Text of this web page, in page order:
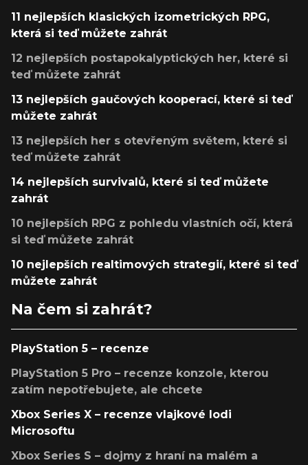
11 nejlepších klasických izometrických RPG,
která si teď můžete zahrát
12 nejlepších postapokalyptických her, které si
teď můžete zahrát
13 nejlepších gaučových kooperací, které si teď
můžete zahrát
13 nejlepších her s otevřeným světem, které si
teď můžete zahrát
14 nejlepších survivalů, které si teď můžete
zahrát
10 nejlepších RPG z pohledu vlastních očí, která
si teď můžete zahrát
10 nejlepších realtimových strategií, které si teď
můžete zahrát
Na čem si zahrát?
PlayStation 5 – recenze
PlayStation 5 Pro – recenze konzole, kterou
zatím nepotřebujete, ale chcete
Xbox Series X – recenze vlajkové lodi
Microsoftu
Xbox Series S – dojmy z hraní na malém a